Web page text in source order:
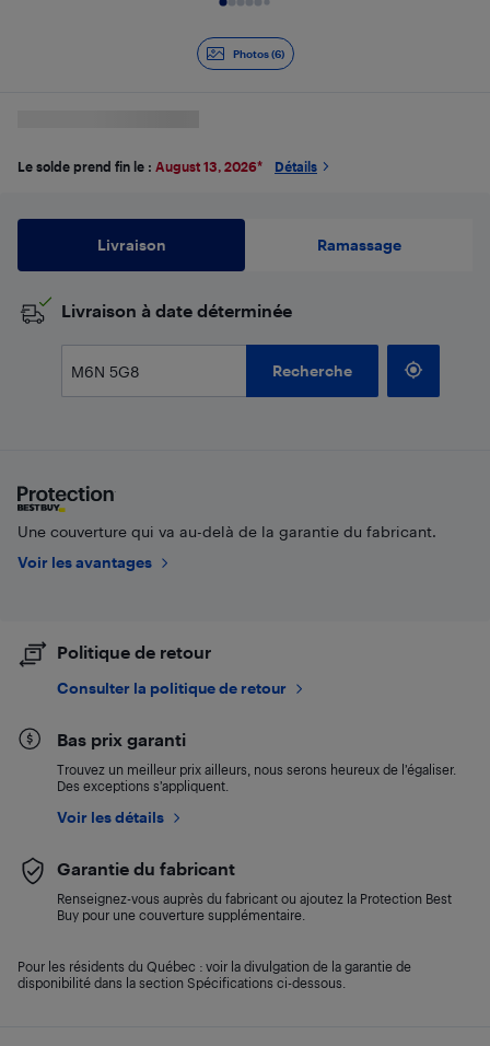
Photos (6)
Le solde prend fin le : August 13, 2026* Détails
Livraison Ramassage
​Livraison à date déterminée
Recherche
Une couverture qui va au-delà de la garantie du fabricant.
Voir les avantages
Politique de retour
Consulter la politique de retour
Bas prix garanti
Trouvez un meilleur prix ailleurs, nous serons heureux de l’égaliser.
Des exceptions s’appliquent.
Voir les détails
Garantie du fabricant
Renseignez-vous auprès du fabricant ou ajoutez la Protection Best
Buy pour une couverture supplémentaire.
Pour les résidents du Québec : voir la divulgation de la garantie de
disponibilité dans la section Spécifications ci-dessous.